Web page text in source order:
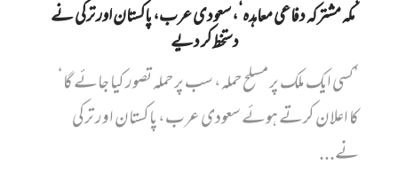
’مکہ مشترکہ دفاعی معاہدہ‘، سعودی عرب، پاکستان اور ترکی نے
دستخط کر دیے
’کسی ایک ملک پر مسلح حملہ، سب پر حملہ تصور کیا جائے گا‘
کا اعلان کرتے ہوئے سعودی عرب، پاکستان اور ترکی
نے...